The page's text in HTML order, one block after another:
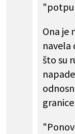
Ona je
navela
što su